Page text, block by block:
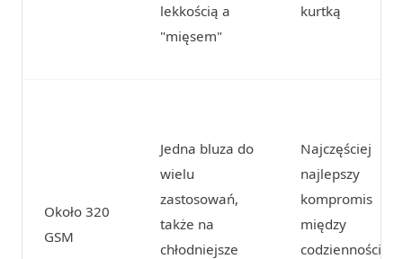
lekkością a
"mięsem"
kurtką
Około 320
GSM
Jedna bluza do
wielu
zastosowań,
także na
chłodniejsze
Najczęściej
najlepszy
kompromis
między
codziennością